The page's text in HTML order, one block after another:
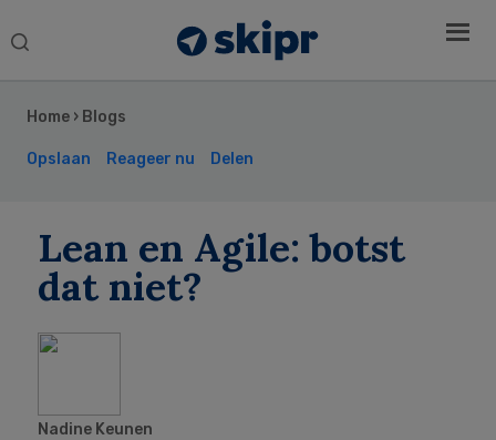
Search
Home › Blogs
Opslaan Reageer nu Delen
Lean en Agile: botst
dat niet?
Nadine Keunen
Sidebar